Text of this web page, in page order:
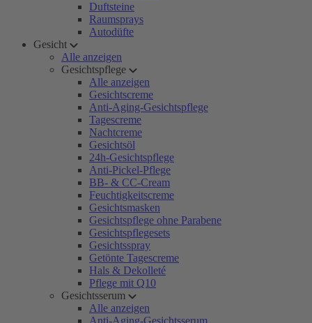
Duftsteine
Raumsprays
Autodüfte
Gesicht
Alle anzeigen
Gesichtspflege
Alle anzeigen
Gesichtscreme
Anti-Aging-Gesichtspflege
Tagescreme
Nachtcreme
Gesichtsöl
24h-Gesichtspflege
Anti-Pickel-Pflege
BB- & CC-Cream
Feuchtigkeitscreme
Gesichtsmasken
Gesichtspflege ohne Parabene
Gesichtspflegesets
Gesichtsspray
Getönte Tagescreme
Hals & Dekolleté
Pflege mit Q10
Gesichtsserum
Alle anzeigen
Anti-Aging-Gesichtsserum